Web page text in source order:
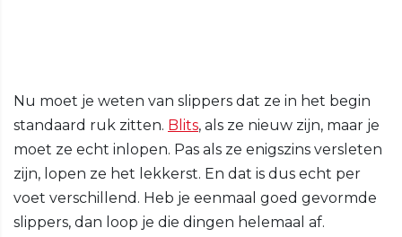
Nu moet je weten van slippers dat ze in het begin
standaard ruk zitten. Blits, als ze nieuw zijn, maar je
moet ze echt inlopen. Pas als ze enigszins versleten
zijn, lopen ze het lekkerst. En dat is dus echt per
voet verschillend. Heb je eenmaal goed gevormde
slippers, dan loop je die dingen helemaal af.